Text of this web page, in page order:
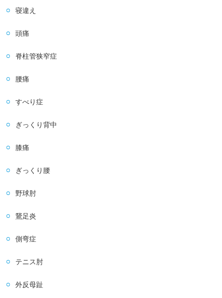
寝違え
頭痛
脊柱管狭窄症
腰痛
すべり症
ぎっくり背中
膝痛
ぎっくり腰
野球肘
鵞足炎
側弯症
テニス肘
外反母趾